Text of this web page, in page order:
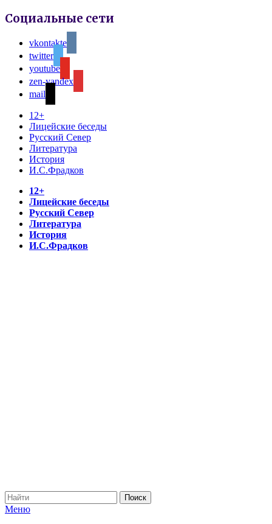
Социальные сети
vkontakte
twitter
youtube
zen-yandex
mail
12+
Лицейские беседы
Русский Север
Литература
История
И.С.Фрадков
12+
Лицейские беседы
Русский Север
Литература
История
И.С.Фрадков
Меню